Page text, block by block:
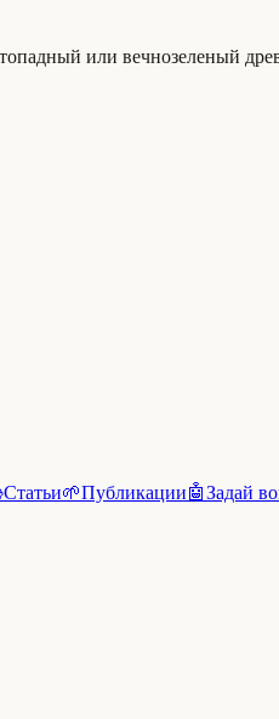
или вечнозеленый
Статьи🌱Публикации🤖Задай